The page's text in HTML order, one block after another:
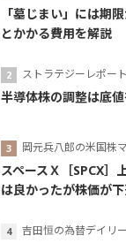
「墓じまい」には期
とかかる費用を解説
ストラテジーレポート
半導体株の調整は底
岡元兵八郎の米国株
スペースＸ［SPCX］
は良かったが株価が
吉田恒の為替デイリー